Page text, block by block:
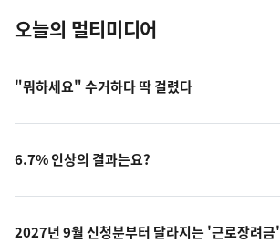
오늘의 멀티미디어
"뭐하세요" 수거하다 딱 걸렸다
6.7% 인상의 결과는요?
2027년 9월 신청분부터 달라지는 '근로장려금'